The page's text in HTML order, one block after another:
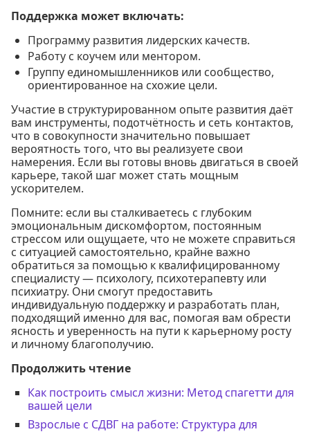
Поддержка может включать:
Программу развития лидерских качеств.
Работу с коучем или ментором.
Группу единомышленников или сообщество,
ориентированное на схожие цели.
Участие в структурированном опыте развития даёт
вам инструменты, подотчётность и сеть контактов,
что в совокупности значительно повышает
вероятность того, что вы реализуете свои
намерения. Если вы готовы вновь двигаться в своей
карьере, такой шаг может стать мощным
ускорителем.
Помните: если вы сталкиваетесь с глубоким
эмоциональным дискомфортом, постоянным
стрессом или ощущаете, что не можете справиться
с ситуацией самостоятельно, крайне важно
обратиться за помощью к квалифицированному
специалисту — психологу, психотерапевту или
психиатру. Они смогут предоставить
индивидуальную поддержку и разработать план,
подходящий именно для вас, помогая вам обрести
ясность и уверенность на пути к карьерному росту
и личному благополучию.
Продолжить чтение
Как построить смысл жизни: Метод спагетти для
вашей цели
Взрослые с СДВГ на работе: Структура для